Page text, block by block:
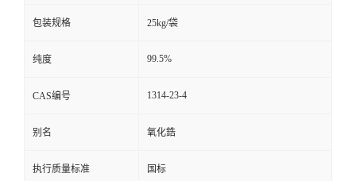
包装规格 25kg/袋
纯度 99.5%
CAS编号 1314-23-4
别名 氧化鋯
执行质量标准 国标